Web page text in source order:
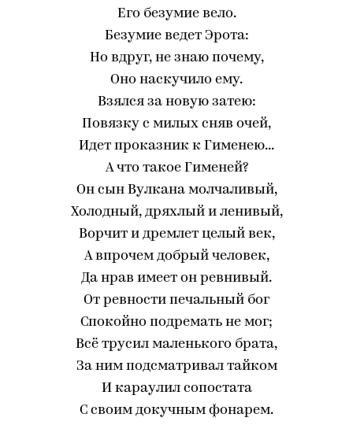
Его безумие вело.
Безумие ведет Эрота:
Но вдруг, не знаю почему,
Оно наскучило ему.
Взялся за новую затею:
Повязку с милых сняв очей,
Идет проказник к Гименею...
А что такое Гименей?
Он сын Вулкана молчаливый,
Холодный, дряхлый и ленивый,
Ворчит и дремлет целый век,
А впрочем добрый человек,
Да нрав имеет он ревнивый.
От ревности печальный бог
Спокойно подремать не мог;
Всё трусил маленького брата,
За ним подсматривал тайком
И караулил сопостата
С своим докучным фонарем.